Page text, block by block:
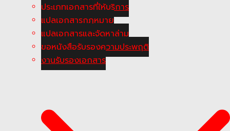
ประเภทเอกสารที่ให้บริการ
แปลเอกสารกฎหมาย
แปลเอกสารและจัดหาล่าม
ขอหนังสือรับรองความประพฤติ
งานรับรองเอกสาร